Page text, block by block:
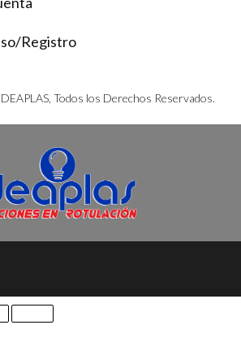
Registro
Todos los Derechos Reservados.